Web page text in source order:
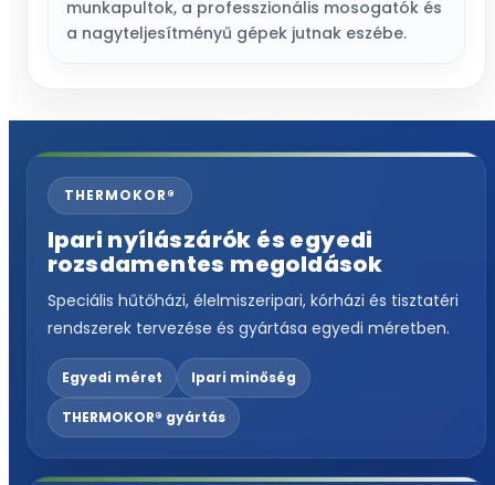
munkapultok, a professzionális mosogatók és
a nagyteljesítményű gépek jutnak eszébe.
THERMOKOR®
Ipari nyílászárók és egyedi
rozsdamentes megoldások
Speciális hűtőházi, élelmiszeripari, kórházi és tisztatéri
rendszerek tervezése és gyártása egyedi méretben.
Egyedi méret Ipari minőség
THERMOKOR® gyártás